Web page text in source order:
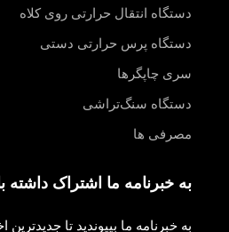
دستگاه انتقال حرارتی روی کلاه
دستگاه پرس حرارتی دستی
سری چاپگرها
دستگاه سنگ‌تراشی
مصرفی ها
به خبرنامه ما اشتراک داشته
به خبرنامه ما بپیوندید تا